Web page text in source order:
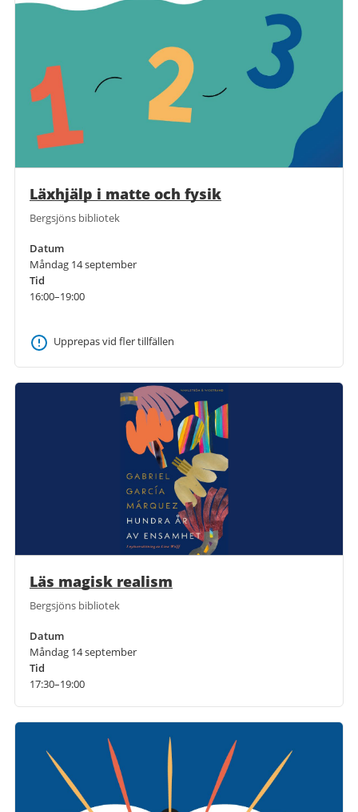
Läxhjälp i matte och fysik
Bergsjöns bibliotek
Datum
Måndag 14 september
Tid
16:00–19:00
Upprepas vid fler tillfällen
Läs magisk realism
Bergsjöns bibliotek
Datum
Måndag 14 september
Tid
17:30–19:00